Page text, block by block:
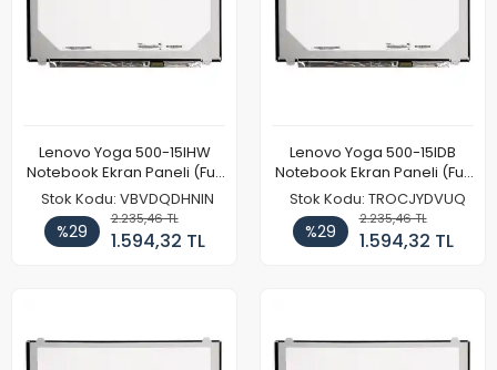
Lenovo Yoga 500-15IHW
Notebook Ekran Paneli (Full
HD)
Stok Kodu: VBVDQDHNIN
%29
2.235,46 TL
1.594,32 TL
Lenovo Yoga 500-15IDB
Notebook Ekran Paneli (Full
HD)
Stok Kodu: TROCJYDVUQ
%29
2.235,46 TL
1.594,32 TL